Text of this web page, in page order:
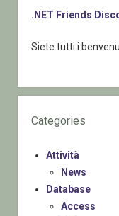
.NET Friends
Siete tutti i
Categories
Attività
News
Database
Access